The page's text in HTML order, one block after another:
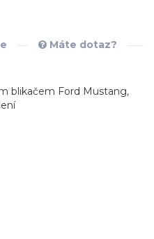
Máte dotaz?
blikačem Ford Mustang,